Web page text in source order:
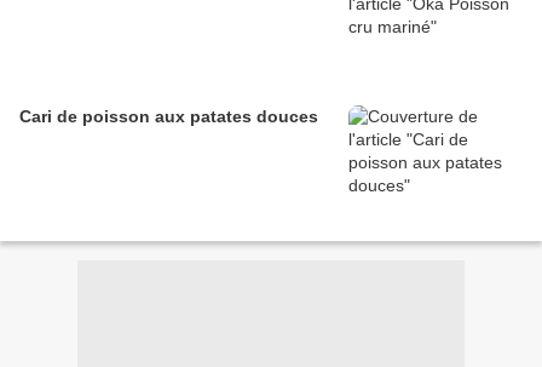
Cari de poisson aux patates douces